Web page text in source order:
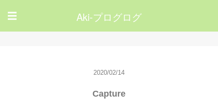
☰ Aki-プログログ
2020/02/14
Capture